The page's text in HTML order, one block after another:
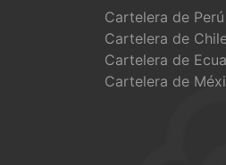
Cartelera de Perú
Cartelera de
Cartelera de
Cartelera de